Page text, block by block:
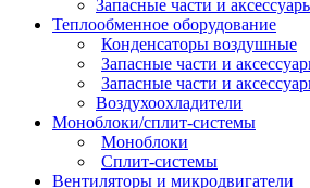
Запасные части и
Теплообменное оборудование
Конденсаторы воздушные
Запасные части и
Запасные части и
Воздухоохладители
Моноблоки/сплит-системы
Моноблоки
Сплит-системы
Вентиляторы и микродвигатели